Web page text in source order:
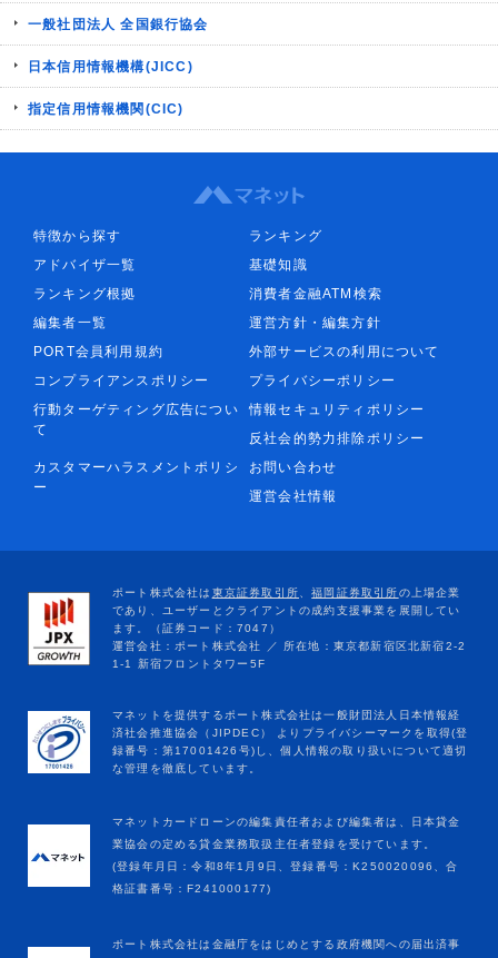
一般社団法人 全国銀行協会
日本信用情報機構(JICC)
指定信用情報機関(CIC)
特徴から探す
ランキング
アドバイザ一覧
基礎知識
ランキング根拠
消費者金融ATM検索
編集者一覧
運営方針・編集方針
PORT会員利用規約
外部サービスの利用について
コンプライアンスポリシー
プライバシーポリシー
行動ターゲティング広告につい
て
情報セキュリティポリシー
反社会的勢力排除ポリシー
カスタマーハラスメントポリシ
ー
お問い合わせ
運営会社情報
マネットカードローンの編集責任者および編集者は、日本貸金
業協会の定める貸金業務取扱主任者登録を受けています。
(登録年月日：令和8年1月9日、登録番号：K250020096、合
格証書番号：F241000177)
ポート株式会社は金融庁をはじめとする政府機関への届出済事